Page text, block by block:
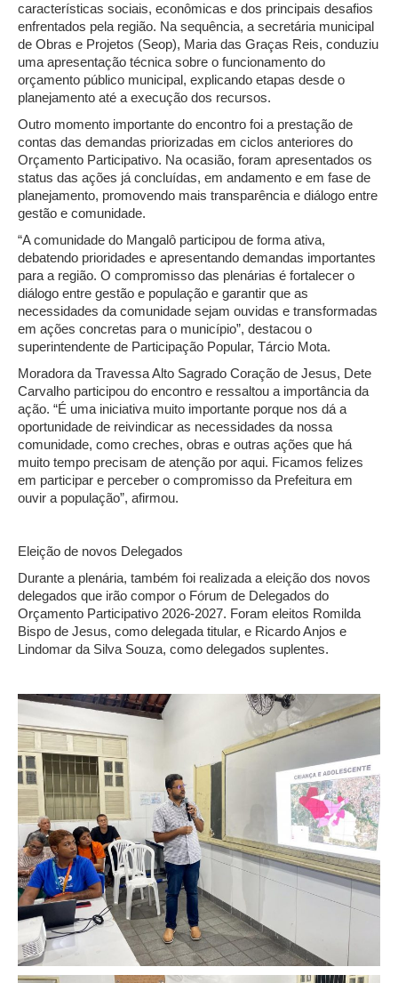
características sociais, econômicas e dos principais desafios
enfrentados pela região. Na sequência, a secretária municipal
de Obras e Projetos (Seop), Maria das Graças Reis, conduziu
uma apresentação técnica sobre o funcionamento do
orçamento público municipal, explicando etapas desde o
planejamento até a execução dos recursos.
Outro momento importante do encontro foi a prestação de
contas das demandas priorizadas em ciclos anteriores do
Orçamento Participativo. Na ocasião, foram apresentados os
status das ações já concluídas, em andamento e em fase de
planejamento, promovendo mais transparência e diálogo entre
gestão e comunidade.
“A comunidade do Mangalô participou de forma ativa,
debatendo prioridades e apresentando demandas importantes
para a região. O compromisso das plenárias é fortalecer o
diálogo entre gestão e população e garantir que as
necessidades da comunidade sejam ouvidas e transformadas
em ações concretas para o município”, destacou o
superintendente de Participação Popular, Tárcio Mota.
Moradora da Travessa Alto Sagrado Coração de Jesus, Dete
Carvalho participou do encontro e ressaltou a importância da
ação. “É uma iniciativa muito importante porque nos dá a
oportunidade de reivindicar as necessidades da nossa
comunidade, como creches, obras e outras ações que há
muito tempo precisam de atenção por aqui. Ficamos felizes
em participar e perceber o compromisso da Prefeitura em
ouvir a população”, afirmou.
Eleição de novos Delegados
Durante a plenária, também foi realizada a eleição dos novos
delegados que irão compor o Fórum de Delegados do
Orçamento Participativo 2026-2027. Foram eleitos Romilda
Bispo de Jesus, como delegada titular, e Ricardo Anjos e
Lindomar da Silva Souza, como delegados suplentes.